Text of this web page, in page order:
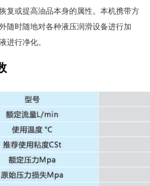
复或提高油品本身的属性。本机携带方
随时随地对各种液压润滑设备进行加
进行净化。